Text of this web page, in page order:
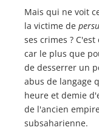
Mais qui ne voit
la victime de
ses crimes ?
car le plus que
de desserrer un
abus de langage
heure et demie
de l'ancien
subsaharienne.